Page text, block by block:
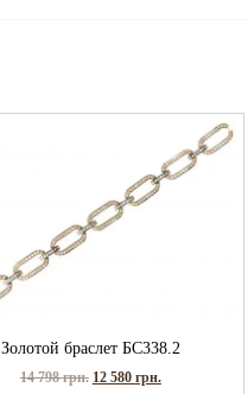
Золотой браслет БС338.2
14 798грн. 12 580 грн.